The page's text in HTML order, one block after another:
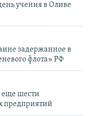
учения в Оливе
задержанное в
флота» РФ
еще шести
предприятий